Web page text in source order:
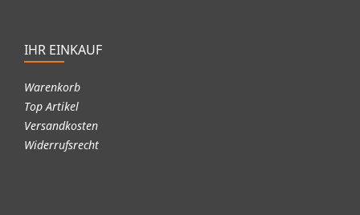
IHR EINKAUF
Warenkorb
Top Artikel
Versandkosten
Widerrufsrecht